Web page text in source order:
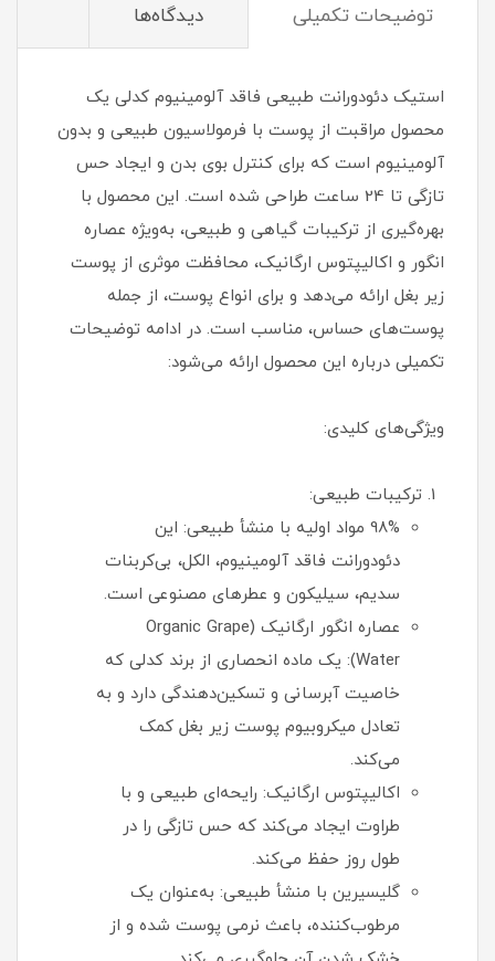
توضیحات تکمیلی دیدگاه‌ها
استیک دئودورانت طبیعی فاقد آلومینیوم کدلی یک
محصول مراقبت از پوست با فرمولاسیون طبیعی و بدون
آلومینیوم است که برای کنترل بوی بدن و ایجاد حس
تازگی تا 24 ساعت طراحی شده است. این محصول با
بهره‌گیری از ترکیبات گیاهی و طبیعی، به‌ویژه عصاره
انگور و اکالیپتوس ارگانیک، محافظت موثری از پوست
زیر بغل ارائه می‌دهد و برای انواع پوست، از جمله
پوست‌های حساس، مناسب است. در ادامه توضیحات
تکمیلی درباره این محصول ارائه می‌شود:
ویژگی‌های کلیدی:
ترکیبات طبیعی:
98% مواد اولیه با منشأ طبیعی: این
دئودورانت فاقد آلومینیوم، الکل، بی‌کربنات
سدیم، سیلیکون و عطرهای مصنوعی است.
عصاره انگور ارگانیک (Organic Grape
Water): یک ماده انحصاری از برند کدلی که
خاصیت آبرسانی و تسکین‌دهندگی دارد و به
تعادل میکروبیوم پوست زیر بغل کمک
می‌کند.
اکالیپتوس ارگانیک: رایحه‌ای طبیعی و با
طراوت ایجاد می‌کند که حس تازگی را در
طول روز حفظ می‌کند.
گلیسیرین با منشأ طبیعی: به‌عنوان یک
مرطوب‌کننده، باعث نرمی پوست شده و از